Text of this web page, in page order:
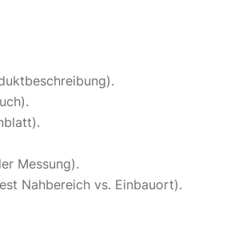
Messung).
Nahbereich vs. Einbauort).